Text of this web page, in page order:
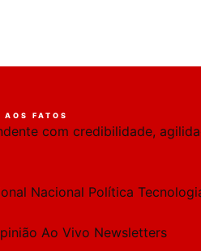
FATOS
com credibilidade,
Nacional Política
Ao Vivo Newsletters